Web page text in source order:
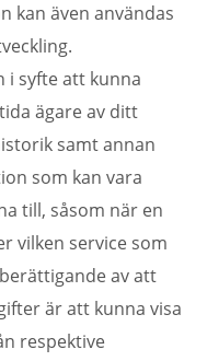
kan även användas
i syfte att kunna
ägare av ditt
samt annan
som kan vara
till, såsom när en
vilken service som
av att
är att kunna visa
respektive